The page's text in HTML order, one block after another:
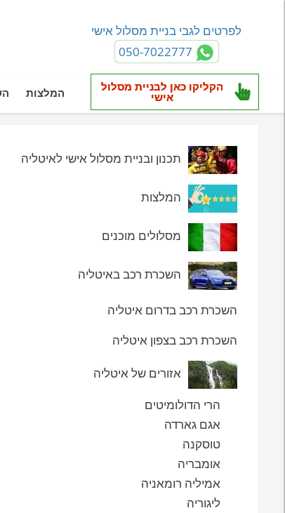
לפרטים לגבי בניית מסלול אישי
המלצות
הקליקו כאן לבניית מסלול
אישי
תכנון ובניית מסלול אישי לאיטליה
המלצות
מסלולים מוכנים
השכרת רכב באיטליה
השכרת רכב בדרום איטליה
השכרת רכב בצפון איטליה
אזורים של איטליה
הרי הדולומיטים
אגם גארדה
טוסקנה
אומבריה
אמיליה רומאניה
ליגוריה